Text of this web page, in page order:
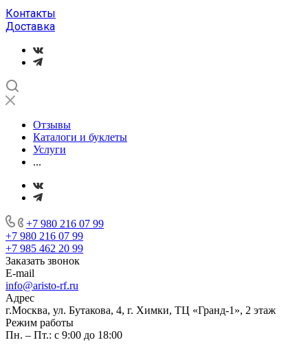
Контакты
Доставка
Отзывы
Каталоги и буклеты
Услуги
...
+7 980 216 07 99
+7 980 216 07 99
+7 985 462 20 99
Заказать звонок
E-mail
info@aristo-rf.ru
Адрес
г.Москва, ул. Бутакова, 4, г. Химки, ТЦ «Гранд-1», 2 этаж
Режим работы
Пн. – Пт.: с 9:00 до 18:00